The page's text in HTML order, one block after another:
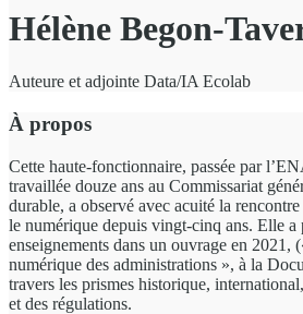
Hélène Begon-
Auteure et adjointe Data/IA Ecolab
À propos
Cette haute-fonctionnaire, passée par
travaillée douze ans au Commissariat
durable, a observé avec acuité la
le numérique depuis vingt-cinq ans. Elle a
enseignements dans un ouvrage en 2021,
numérique des administrations », à la
travers les prismes historique,
et des régulations.